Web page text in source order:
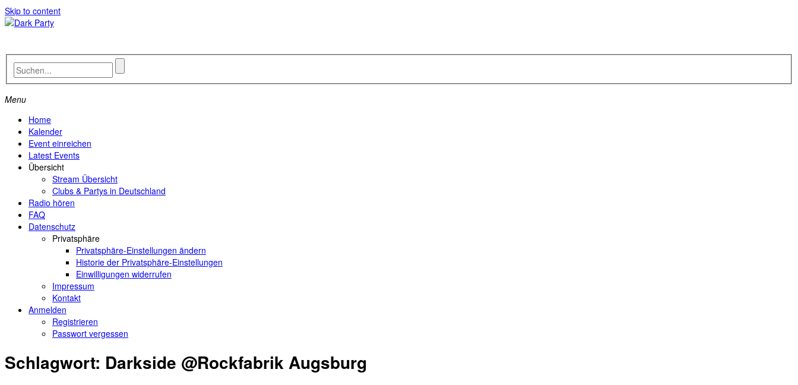
Skip to content
Menu
Home
Kalender
Event einreichen
Latest Events
Übersicht
Stream Übersicht
Clubs & Partys in Deutschland
Radio hören
FAQ
Datenschutz
Privatsphäre
Privatsphäre-Einstellungen ändern
Historie der Privatsphäre-Einstellungen
Einwilligungen widerrufen
Impressum
Kontakt
Anmelden
Registrieren
Passwort vergessen
Schlagwort: Darkside @Rockfabrik Augsburg